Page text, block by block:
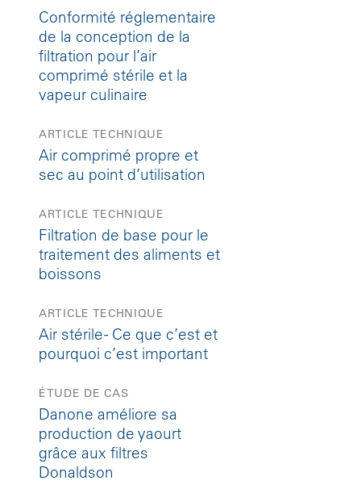
Conformité réglementaire
de la conception de la
filtration pour l’air
comprimé stérile et la
vapeur culinaire
ARTICLE TECHNIQUE
Air comprimé propre et
sec au point d’utilisation
ARTICLE TECHNIQUE
Filtration de base pour le
traitement des aliments et
boissons
ARTICLE TECHNIQUE
Air stérile - Ce que c’est et
pourquoi c’est important
ÉTUDE DE CAS
Danone améliore sa
production de yaourt
grâce aux filtres
Donaldson